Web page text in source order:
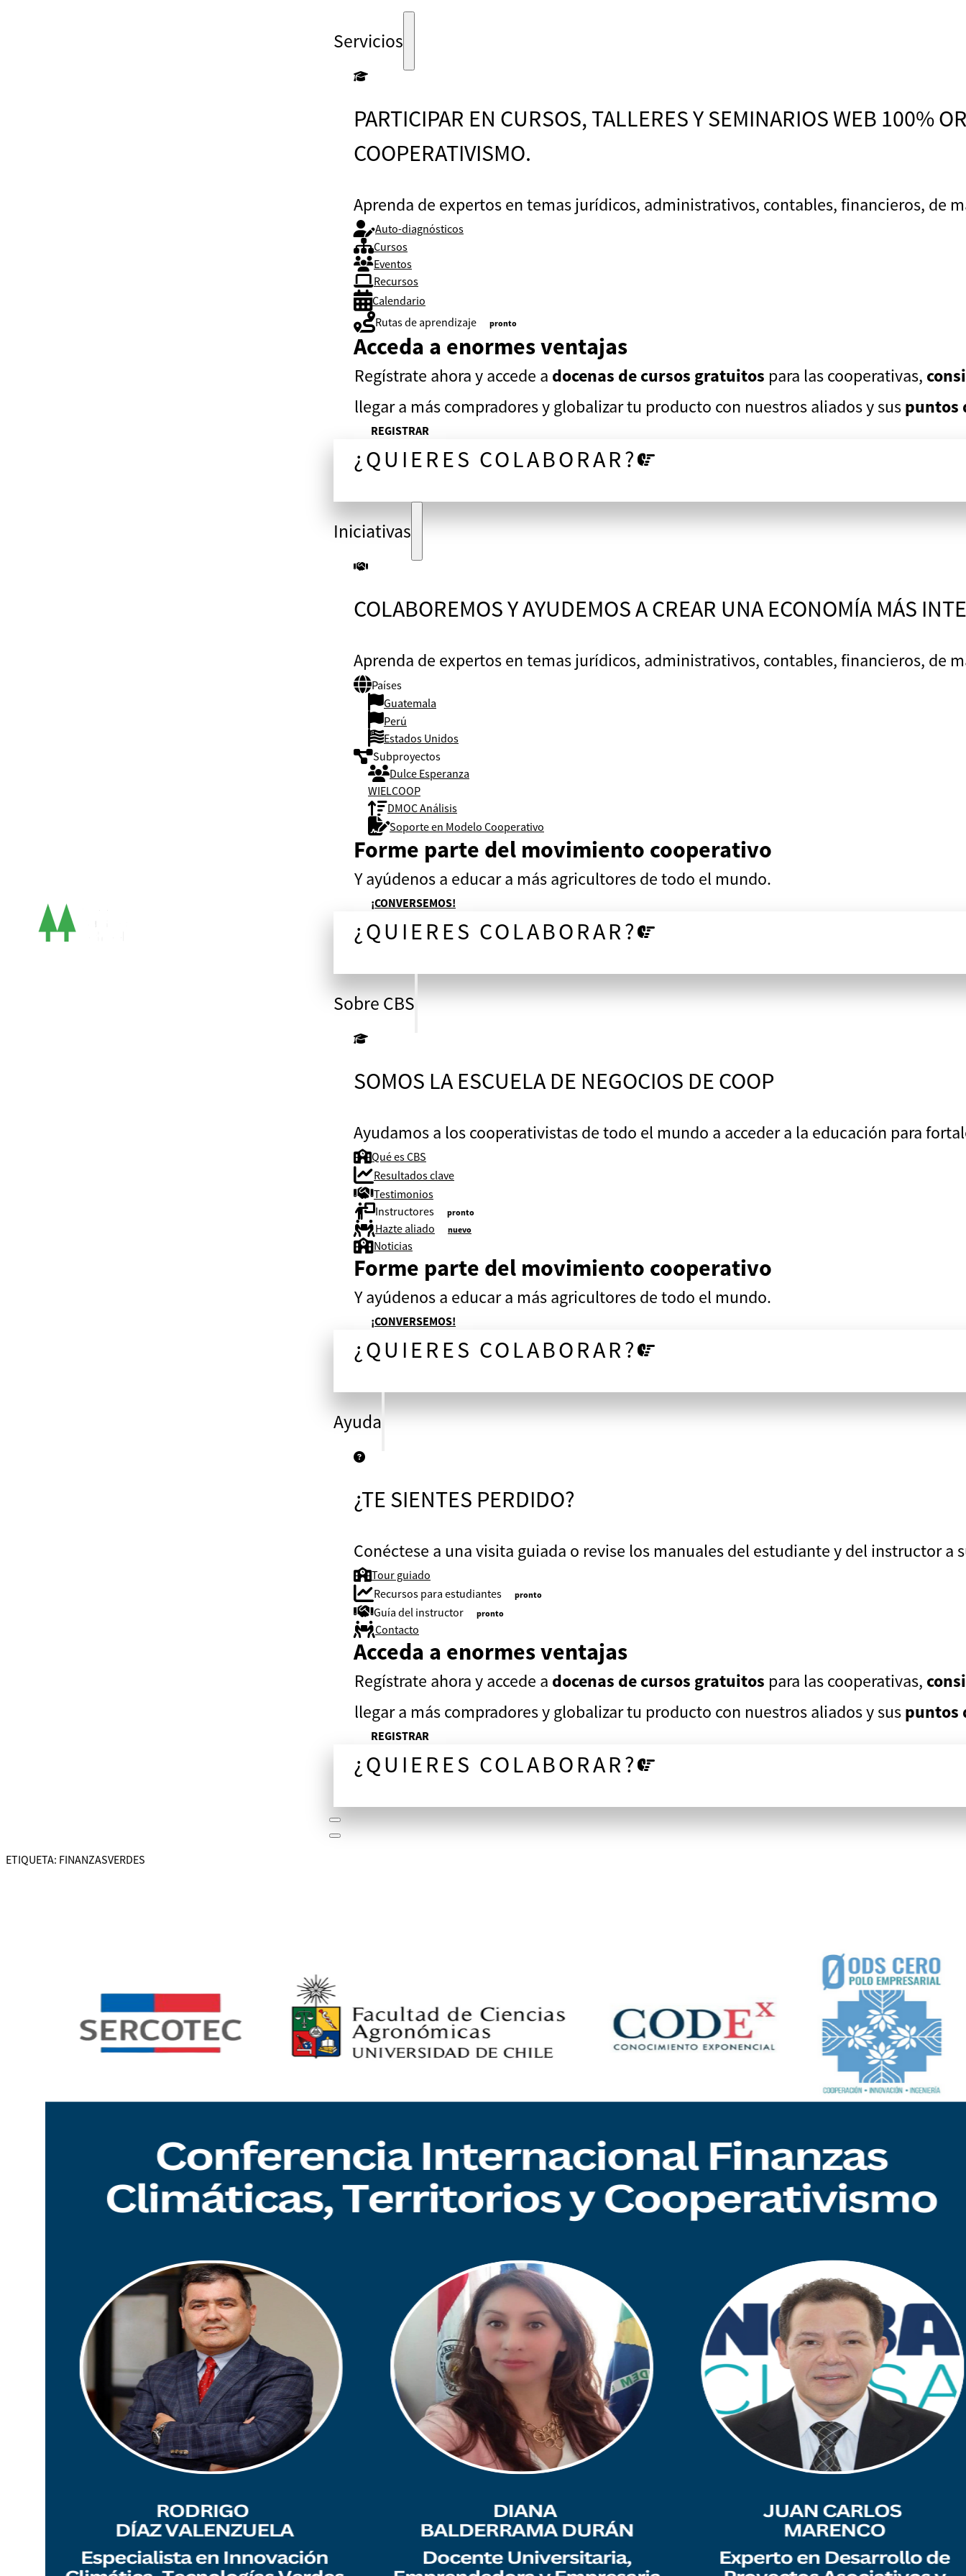
Servicios
PARTICIPAR EN CURSOS, TALLERES Y SEMINARIOS WEB 100%
COOPERATIVISMO.
Aprenda de expertos en temas jurídicos, administrativos, contables, financieros, de
Auto-diagnósticos
Cursos
Eventos
Recursos
Calendario
Rutas de aprendizaje
pronto
Acceda a enormes ventajas
Regístrate ahora y accede a docenas de cursos gratuitos para las cooperativas,
llegar a más compradores y globalizar tu producto con nuestros aliados y suspuntos
REGISTRAR
¿QUIERES COLABORAR?
Iniciativas
COLABOREMOS Y AYUDEMOS A CREAR UNA ECONOMÍA MÁS
Aprenda de expertos en temas jurídicos, administrativos, contables, financieros, de
Países
Guatemala
Perú
Estados Unidos
Subproyectos
Dulce Esperanza
WIELCOOP
DMOC Análisis
Soporte en Modelo Cooperativo
Forme parte del movimiento cooperativo
Y ayúdenos a educar a más agricultores de todo el mundo.
¡CONVERSEMOS!
¿QUIERES COLABORAR?
Sobre CBS
SOMOS LA ESCUELA DE NEGOCIOS DE COOP
Ayudamos a los cooperativistas de todo el mundo a acceder a la educación para
Qué es CBS
Resultados clave
Testimonios
Instructores
pronto
Hazte aliado nuevo
Noticias
Forme parte del movimiento cooperativo
Y ayúdenos a educar a más agricultores de todo el mundo.
¡CONVERSEMOS!
¿QUIERES COLABORAR?
Ayuda
¿TE SIENTES PERDIDO?
Conéctese a una visita guiada o revise los manuales del estudiante y del instructor a
Tour guiado
Recursos para estudiantes
pronto
Guía del instructor pronto
Contacto
Acceda a enormes ventajas
Regístrate ahora y accede a docenas de cursos gratuitos para las cooperativas,
llegar a más compradores y globalizar tu producto con nuestros aliados y suspuntos
REGISTRAR
¿QUIERES COLABORAR?
ETIQUETA: FINANZASVERDES